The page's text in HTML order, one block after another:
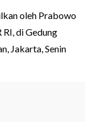
oleh Prabowo
di Gedung
Jakarta, Senin